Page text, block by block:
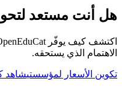
هل أنت مستعد
الاهتمام الذي يستحقه.
تكوين الأسعار لمؤسستيشاهد